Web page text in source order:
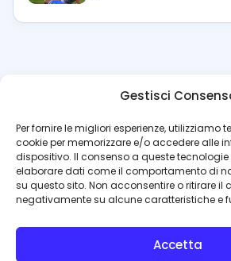
Gestisci
Per fornire le migliori esperienze, utilizziamo
cookie per memorizzare e/o accedere alle
dispositivo. Il consenso a queste
elaborare dati come il comportamento di
su questo sito. Non acconsentire o ritirare il
negativamente su alcune caratteristiche e
Accetta
azzurrissimo.it
Il blog di riferimento per i tifosi del Napoli.
pagelle e calciomercato. Testata
al Tribunale di Napoli (n. 48 dell’08/10/2012).
Perillo
INFO